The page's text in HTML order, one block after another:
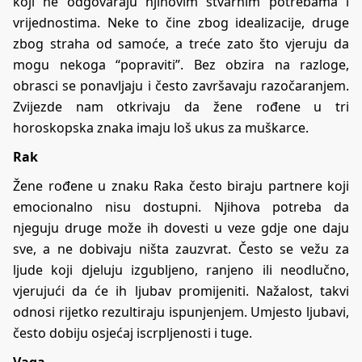
vrijednostima. Neke to čine zbog idealizacije, druge
zbog straha od samoće, a treće zato što vjeruju da
mogu nekoga “popraviti”. Bez obzira na razloge,
obrasci se ponavljaju i često završavaju razočaranjem.
Zvijezde nam otkrivaju da žene rođene u tri
horoskopska znaka imaju loš ukus za muškarce.
Rak
Žene rođene u znaku Raka često biraju partnere koji
emocionalno nisu dostupni. Njihova potreba da
njeguju druge može ih dovesti u veze gdje one daju
sve, a ne dobivaju ništa zauzvrat. Često se vežu za
ljude koji djeluju izgubljeno, ranjeno ili neodlučno,
vjerujući da će ih ljubav promijeniti. Nažalost, takvi
odnosi rijetko rezultiraju ispunjenjem. Umjesto ljubavi,
često dobiju osjećaj iscrpljenosti i tuge.